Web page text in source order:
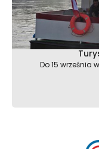
Do 15 września